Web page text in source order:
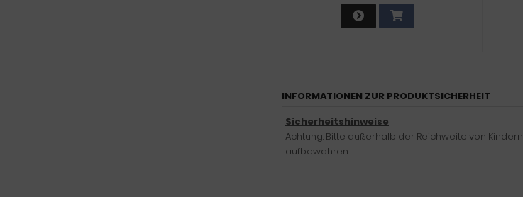
INFORMATIONEN ZUR PRODUKTSICHERHEIT
Sicherheitshinweise
Achtung: Bitte außerhalb der Reichweite von Kindern
aufbewahren.